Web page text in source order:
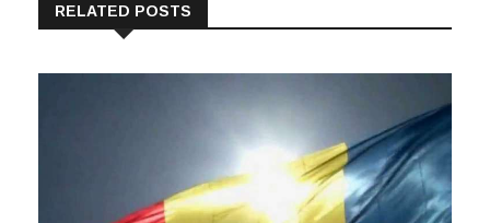
RELATED POSTS